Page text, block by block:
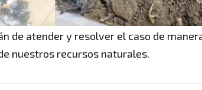
de atender y resolver el caso de
nuestros recursos naturales.